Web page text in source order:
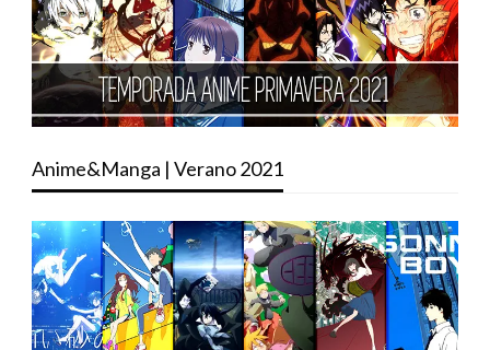
Anime&Manga | Verano 2021